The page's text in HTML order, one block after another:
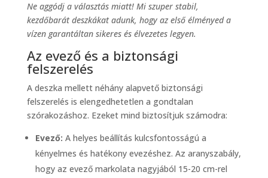
Ne aggódj a választás miatt! Mi szuper stabil,
kezdőbarát deszkákat adunk, hogy az első élményed a
vízen garantáltan sikeres és élvezetes legyen.
Az evező és a biztonsági
felszerelés
A deszka mellett néhány alapvető biztonsági
felszerelés is elengedhetetlen a gondtalan
szórakozáshoz. Ezeket mind biztosítjuk számodra:
Evező: A helyes beállítás kulcsfontosságú a
kényelmes és hatékony evezéshez. Az aranyszabály,
hogy az evező markolata nagyjából 15-20 cm-rel